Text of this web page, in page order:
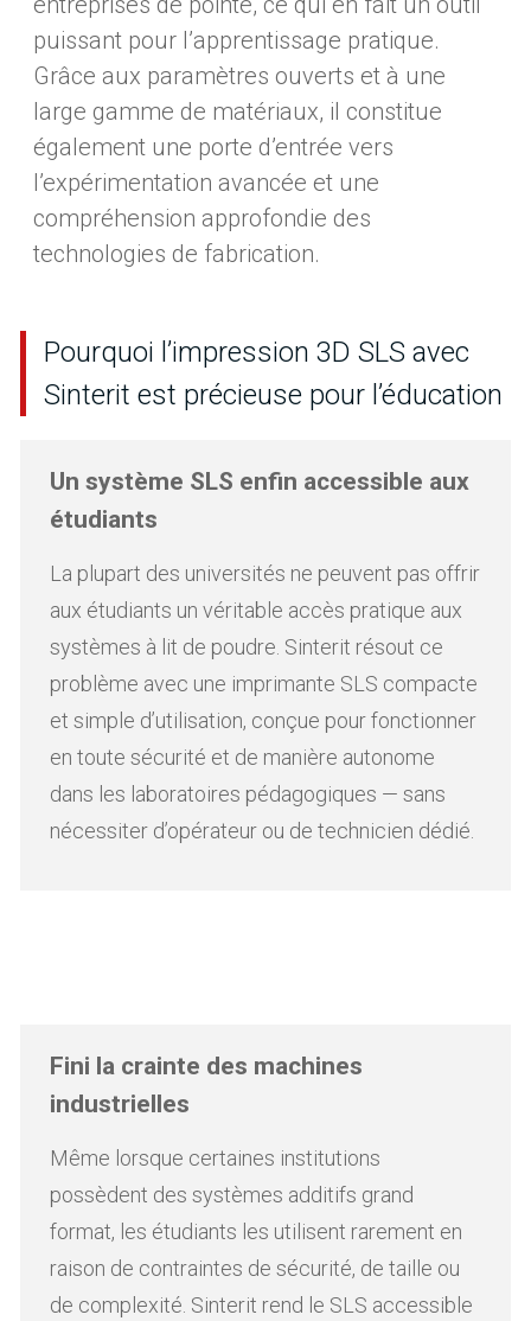
puissant pour l’apprentissage pratique.
Grâce aux paramètres ouverts et à une
large gamme de matériaux, il constitue
également une porte d’entrée vers
l’expérimentation avancée et une
compréhension approfondie des
technologies de fabrication.
Pourquoi l’impression 3D SLS avec
Sinterit est précieuse pour l’éducation
Un système SLS enfin accessible aux
étudiants
La plupart des universités ne peuvent pas offrir
aux étudiants un véritable accès pratique aux
systèmes à lit de poudre. Sinterit résout ce
problème avec une imprimante SLS compacte
et simple d’utilisation, conçue pour fonctionner
en toute sécurité et de manière autonome
dans les laboratoires pédagogiques — sans
nécessiter d’opérateur ou de technicien dédié.
Fini la crainte des machines
industrielles
Même lorsque certaines institutions
possèdent des systèmes additifs grand
format, les étudiants les utilisent rarement en
raison de contraintes de sécurité, de taille ou
de complexité. Sinterit rend le SLS accessible